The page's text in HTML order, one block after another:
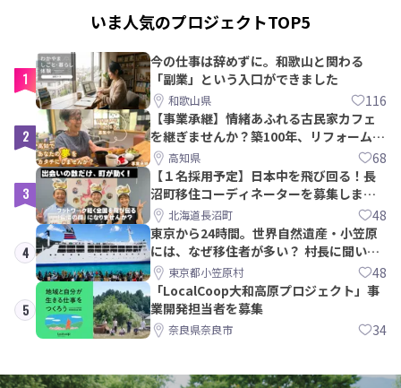
いま人気のプロジェクトTOP5
1
今の仕事は辞めずに。和歌山と関わる
「副業」という入口ができました
和歌山県 116
2
【事業承継】情緒あふれる古民家カフェ
を継ぎませんか？築100年、リフォームか
ら約10年！
高知県 68
3
【１名採用予定】日本中を飛び回る！長
沼町移住コーディネーターを募集しま
す！北海道長沼町 48
4
東京から24時間。世界自然遺産・小笠原
には、なぜ移住者が多い？ 村長に聞いて
みた東京都小笠原村 48
5
「LocalCoop大和高原プロジェクト」事
業開発担当者を募集
奈良県奈良市 34